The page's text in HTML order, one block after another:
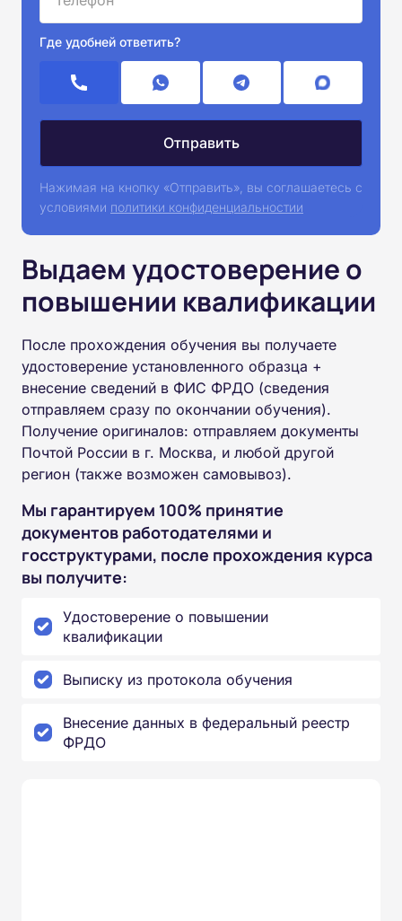
Где удобней ответить?
Нажимая на кнопку «Отправить», вы соглашаетесь с
условиями политики конфиденциальностии
Выдаем удостоверение о
повышении квалификации
После прохождения обучения вы получаете
удостоверение установленного образца +
внесение сведений в ФИС ФРДО (сведения
отправляем сразу по окончании обучения).
Получение оригиналов: отправляем документы
Почтой России в г. Москва, и любой другой
регион (также возможен самовывоз).
Мы гарантируем 100% принятие
документов работодателями и
госструктурами, после прохождения курса
вы получите:
Удостоверение о повышении
квалификации
Выписку из протокола обучения
Внесение данных в федеральный реестр
ФРДО